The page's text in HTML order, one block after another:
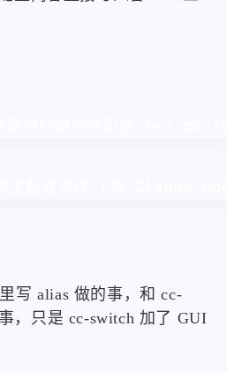
写 alias 做的事，和 cc-
，只是 cc-switch 加了 GUI